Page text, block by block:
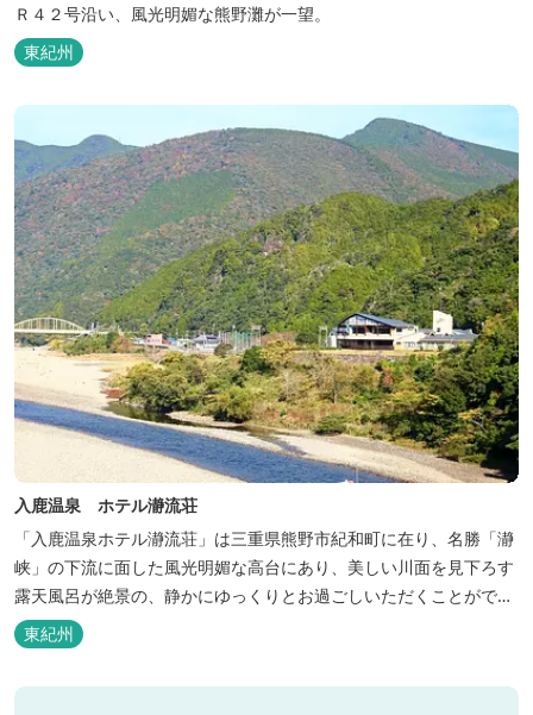
Ｒ４２号沿い、風光明媚な熊野灘が一望。
東紀州
入鹿温泉 ホテル瀞流荘
「入鹿温泉ホテル瀞流荘」は三重県熊野市紀和町に在り、名勝「瀞
峡」の下流に面した風光明媚な高台にあり、美しい川面を見下ろす
露天風呂が絶景の、静かにゆっくりとお過ごしいただくことができ
る温泉宿泊施設です。 熊野古道をはじめ、日本一の棚田と称される
丸山千枚田、赤木城跡、熊野本宮大社（熊野三山）、玉置神社が近
くに点在し、和歌山・奈良の遺産や名所からも近いことから観光ア
東紀州